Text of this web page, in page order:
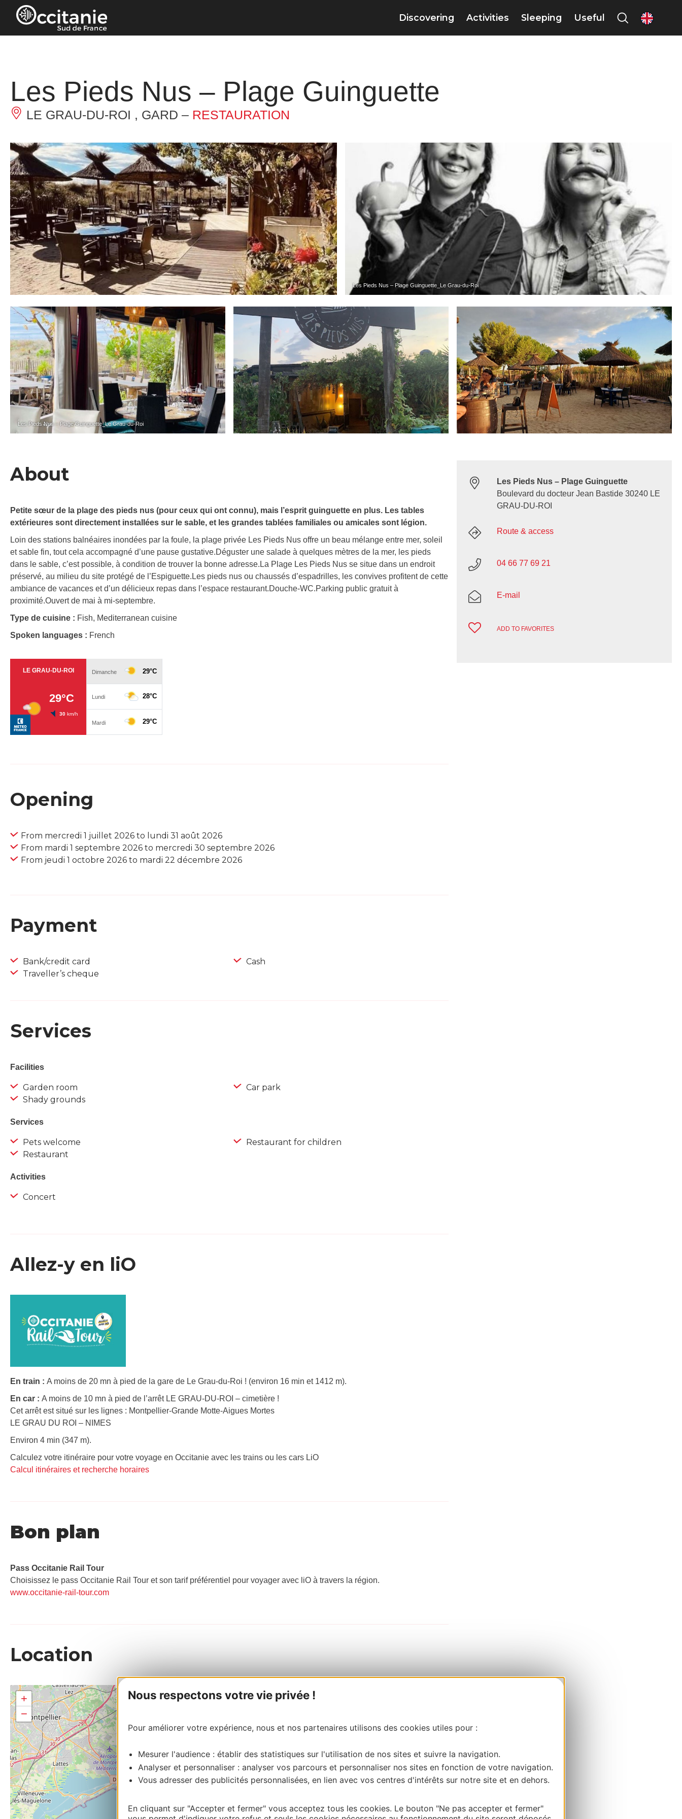
Cookies management panel
Nous respectons votre vie privée !
Pour améliorer votre expérience, nous et nos partenaires utilisons des cookies utiles pour :
Mesurer l'audience : établir des statistiques sur l'utilisation de nos sites et suivre la navigation.
Analyser et personnaliser : analyser vos parcours et personnaliser nos sites en fonction de votre navigation.
Vous adresser des publicités personnalisées, en lien avec vos centres d'intérêts sur notre site et en dehors.
En cliquant sur "Accepter et fermer" vous acceptez tous les cookies. Le bouton "Ne pas accepter et fermer"
Discovering Activities Sleeping Useful en
Les Pieds Nus – Plage Guinguette
LE GRAU-DU-ROI , GARD – RESTAURATION
Les Pieds Nus – Plage Guinguette_Le Grau-du-Roi
Les Pieds Nus – Plage Guinguette_Le Grau-du-Roi
About
Petite sœur de la plage des pieds nus (pour ceux qui ont connu), mais l’esprit guinguette en plus. Les tables
extérieures sont directement installées sur le sable, et les grandes tablées familiales ou amicales sont légion.
Loin des stations balnéaires inondées par la foule, la plage privée Les Pieds Nus offre un beau mélange entre mer, soleil
et sable fin, tout cela accompagné d’une pause gustative.Déguster une salade à quelques mètres de la mer, les pieds
dans le sable, c’est possible, à condition de trouver la bonne adresse.La Plage Les Pieds Nus se situe dans un endroit
préservé, au milieu du site protégé de l’Espiguette.Les pieds nus ou chaussés d’espadrilles, les convives profitent de cette
ambiance de vacances et d’un délicieux repas dans l’espace restaurant.Douche-WC.Parking public gratuit à
proximité.Ouvert de mai à mi-septembre.
Type de cuisine : Fish, Mediterranean cuisine
Spoken languages : French
Opening
From mercredi 1 juillet 2026 to lundi 31 août 2026
From mardi 1 septembre 2026 to mercredi 30 septembre 2026
From jeudi 1 octobre 2026 to mardi 22 décembre 2026
Payment
Bank/credit card
Traveller’s cheque
Cash
Services
Facilities
Garden room
Shady grounds
Car park
Services
Pets welcome
Restaurant
Restaurant for children
Activities
Concert
Allez-y en liO
En train : A moins de 20 mn à pied de la gare de Le Grau-du-Roi ! (environ 16 min et 1412 m).
En car : A moins de 10 mn à pied de l’arrêt LE GRAU-DU-ROI – cimetière !
Cet arrêt est situé sur les lignes : Montpellier-Grande Motte-Aigues Mortes
LE GRAU DU ROI – NIMES
Environ 4 min (347 m).
Calculez votre itinéraire pour votre voyage en Occitanie avec les trains ou les cars LiO
Calcul itinéraires et recherche horaires
Bon plan
Pass Occitanie Rail Tour​
Choisissez le pass Occitanie Rail Tour et son tarif préférentiel pour voyager avec liO à travers la région.
www.occitanie-rail-tour.com
Location
+
−
Les Pieds Nus – Plage Guinguette
Boulevard du docteur Jean Bastide 30240 LE
GRAU-DU-ROI
Route & access
04 66 77 69 21
E-mail
ADD TO FAVORITES